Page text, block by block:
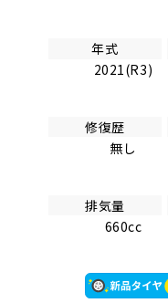
年式
2021(R3)
修復歴
無し
排気量
660cc